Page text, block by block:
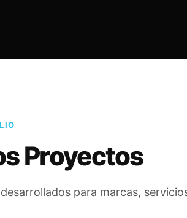
Proyectos
para marcas,